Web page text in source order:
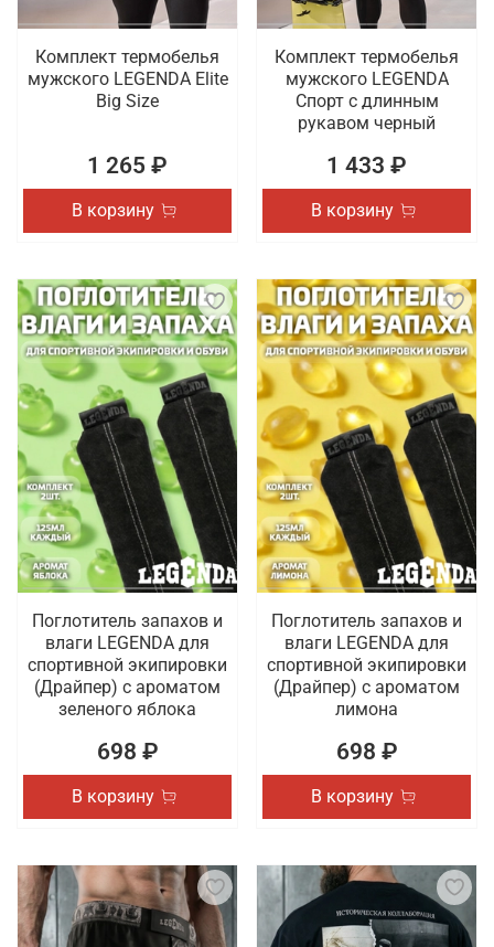
Комплект термобелья
мужского LEGENDA Elite
Big Size
1 265 ₽
В корзину
Комплект термобелья
мужского LEGENDA
Спорт с длинным
рукавом черный
1 433 ₽
В корзину
Поглотитель запахов и
влаги LEGENDA для
спортивной экипировки
(Драйпер) с ароматом
зеленого яблока
698 ₽
В корзину
Поглотитель запахов и
влаги LEGENDA для
спортивной экипировки
(Драйпер) с ароматом
лимона
698 ₽
В корзину